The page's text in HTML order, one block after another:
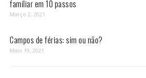
familiar em 10 passos⁣
Março 2, 2021
Campos de férias: sim ou não?
Maio 19, 2021